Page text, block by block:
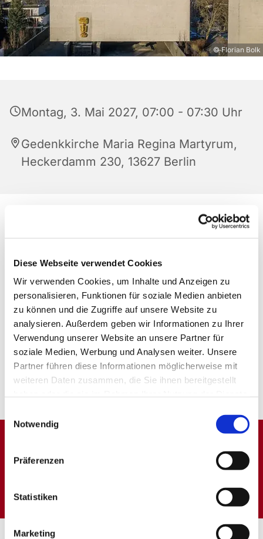
Diese Webseite verwendet Cookies
Wir verwenden Cookies, um Inhalte und Anzeigen zu
personalisieren, Funktionen für soziale Medien anbieten
zu können und die Zugriffe auf unsere Website zu
analysieren. Außerdem geben wir Informationen zu Ihrer
Verwendung unserer Website an unsere Partner für
soziale Medien, Werbung und Analysen weiter. Unsere
Partner führen diese Informationen möglicherweise mit
weiteren Daten zusammen, die Sie ihnen bereitgestellt
Notwendig
Präferenzen
Statistiken
Marketing
© Florian Bolk
Montag, 3. Mai 2027, 07:00 - 07:30 Uhr
Gedenkkirche Maria Regina Martyrum,
Heckerdamm 230, 13627 Berlin
Dies könnte Sie auch